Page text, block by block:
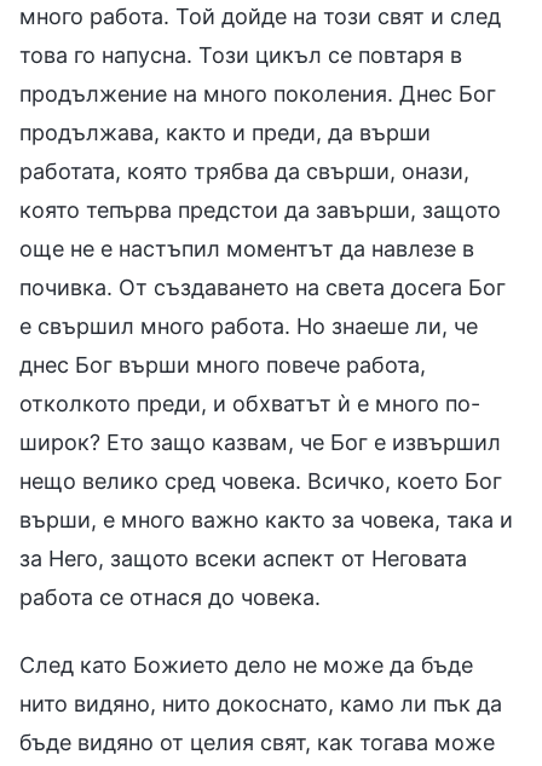
много работа. Той дойде на този свят и след
това го напусна. Този цикъл се повтаря в
продължение на много поколения. Днес Бог
продължава, както и преди, да върши
работата, която трябва да свърши, онази,
която тепърва предстои да завърши, защото
още не е настъпил моментът да навлезе в
почивка. От създаването на света досега Бог
е свършил много работа. Но знаеше ли, че
днес Бог върши много повече работа,
отколкото преди, и обхватът ѝ е много по-
широк? Ето защо казвам, че Бог е извършил
нещо велико сред човека. Всичко, което Бог
върши, е много важно както за човека, така и
за Него, защото всеки аспект от Неговата
работа се отнася до човека.
След като Божието дело не може да бъде
нито видяно, нито докоснато, камо ли пък да
бъде видяно от целия свят, как тогава може